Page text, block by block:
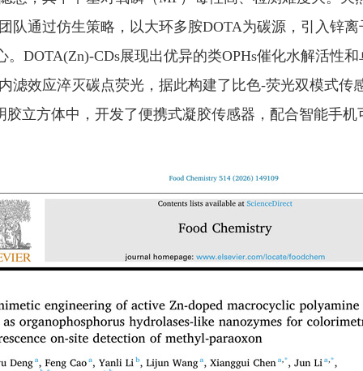
队通过仿生策略，以大环多胺DOTA为碳源，引入锌
DOTA(Zn)-CDs展现出优异的类OPHs催化水解活性
滤效应淬灭碳点荧光，据此构建了比色-荧光双模式传
胶立方体中，开发了便携式凝胶传感器，配合智能手